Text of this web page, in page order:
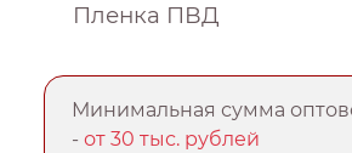
Пленка ПВД
Минимальная сумма
-от 30 тыс. рублей